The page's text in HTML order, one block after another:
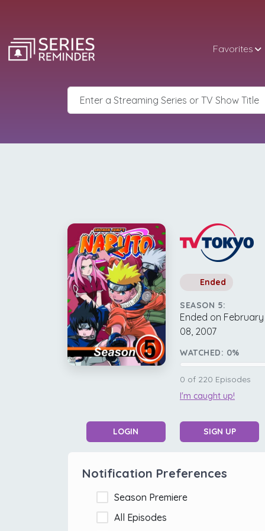
Favorites
Ended
SEASON 5:
Ended on February
08, 2007
WATCHED: 0%
0 of 220 Episodes
I'm caught up!
LOGIN SIGN UP
Notification Preferences
Season Premiere
All Episodes